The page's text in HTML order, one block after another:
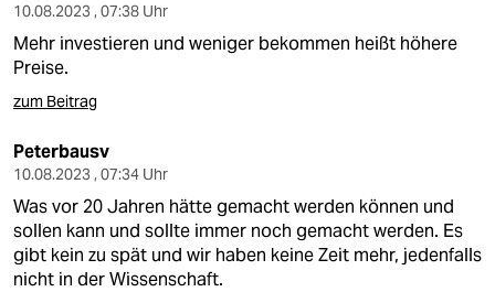
10.08.2023 , 07:38 Uhr
Mehr investieren und weniger bekommen heißt höhere
Preise.
zum Beitrag
Peterbausv
10.08.2023 , 07:34 Uhr
Was vor 20 Jahren hätte gemacht werden können und
sollen kann und sollte immer noch gemacht werden. Es
gibt kein zu spät und wir haben keine Zeit mehr, jedenfalls
nicht in der Wissenschaft.